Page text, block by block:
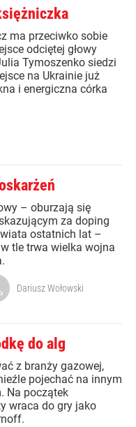
ma przeciwko sobie
odciętej głowy
Tymoszenko siedzi
na Ukrainie już
i energiczna córka
– oburzają się
za doping
ostatnich lat –
tle trwa wielka wojna
Dariusz Wołowski
do alg
z branży gazowej,
pojechać na innym
Na początek
wraca do gry jako